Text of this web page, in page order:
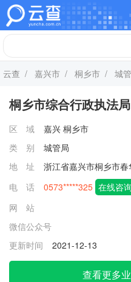
云查 / 嘉兴市 / 桐乡市 / 城
桐乡市综合行政执法局
区 域 嘉兴 桐乡市
类 别
城管局
地 址
浙江省嘉兴市桐乡市
电 话
0573*****325 在线咨询
网 站
微信公众号
更新时间
2021-12-13
查看更多